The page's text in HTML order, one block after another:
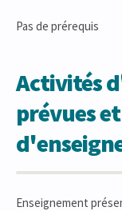
Pas de prérequis
Activités
prévues
Enseignement